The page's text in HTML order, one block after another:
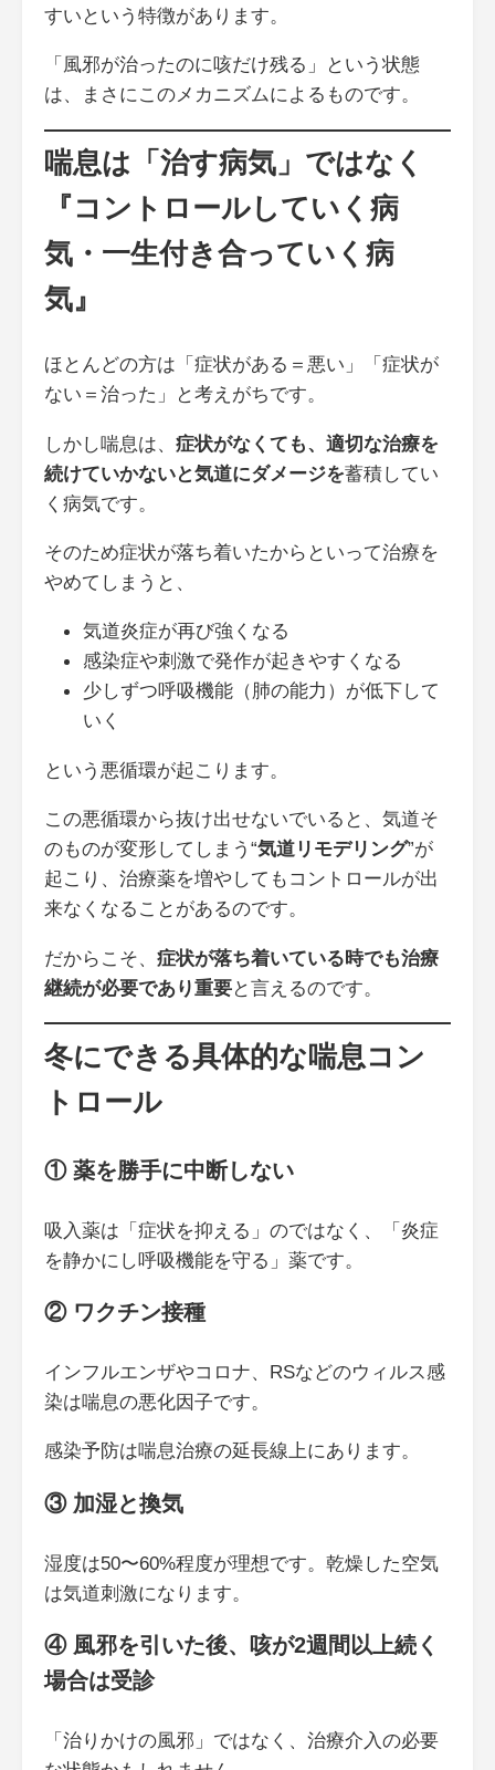
すいという特徴があります。
「風邪が治ったのに咳だけ残る」という状態
は、まさにこのメカニズムによるものです。
喘息は「治す病気」ではなく
『コントロールしていく病
気・一生付き合っていく病
気』
ほとんどの方は「症状がある＝悪い」「症状が
ない＝治った」と考えがちです。
しかし喘息は、 症状がなくても、適切な治療を
続けていかないと気道にダメージを蓄積してい
く病気です。
そのため症状が落ち着いたからといって治療を
やめてしまうと、
気道炎症が再び強くなる
感染症や刺激で発作が起きやすくなる
少しずつ呼吸機能（肺の能力）が低下して
いく
という悪循環が起こります。
この悪循環から抜け出せないでいると、気道そ
のものが変形してしまう“気道リモデリング”が
起こり、治療薬を増やしてもコントロールが出
来なくなることがあるのです。
だからこそ、 症状が落ち着いている時でも治療
継続が必要であり重要と言えるのです。
冬にできる具体的な喘息コン
トロール
① 薬を勝手に中断しない
吸入薬は「症状を抑える」のではなく、「炎症
を静かにし呼吸機能を守る」薬です。
② ワクチン接種
インフルエンザやコロナ、RSなどのウィルス感
染は喘息の悪化因子です。
感染予防は喘息治療の延長線上にあります。
③ 加湿と換気
湿度は50〜60%程度が理想です。乾燥した空気
は気道刺激になります。
④ 風邪を引いた後、咳が2週間以上続く
場合は受診
「治りかけの風邪」ではなく、治療介入の必要